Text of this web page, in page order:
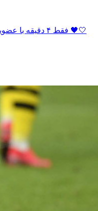
🏆 فقط ۴ دقیقه با عضویت رسمی در باشگاه یوونتوس فاصله دارید! به خانواده بیانکونری بپیوندید و بخشی از افتخار باشید 🖤🤍